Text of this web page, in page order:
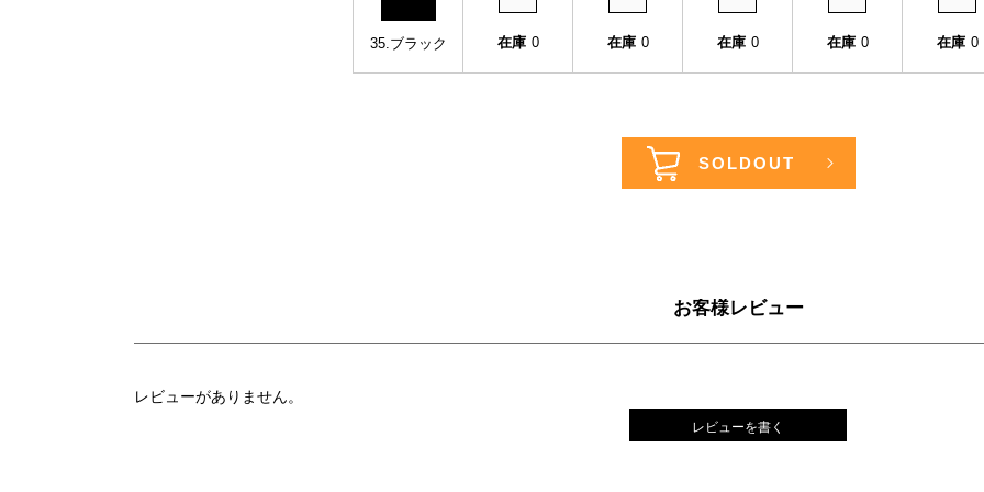
35.ブラック 在庫 0 在庫 0 在庫 0 在庫 0 在庫 0
お客様レビュー
レビューがありません。
レビューを書く